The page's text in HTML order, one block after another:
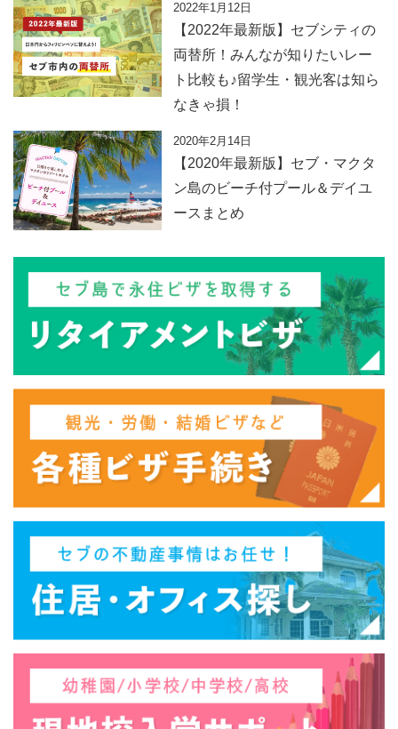
2022年1月12日
【2022年最新版】セブシティの
両替所！みんなが知りたいレー
ト比較も♪留学生・観光客は知ら
なきゃ損！
2020年2月14日
【2020年最新版】セブ・マクタ
ン島のビーチ付プール＆デイユ
ースまとめ